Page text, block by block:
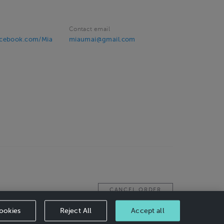
Mia
Contact email
miaumai@gmail.com
CANCEL ORDER
Reject All Accept all